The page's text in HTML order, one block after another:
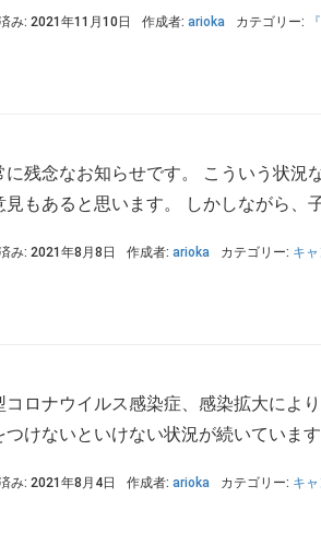
み: 2021年11月10日 作成者: arioka カテゴリー:
に残念なお知らせです。 こういう状況
見もあると思います。 しかしながら、
み: 2021年8月8日 作成者: arioka カテゴリー: キ
コロナウイルス感染症、感染拡大によ
つけないといけない状況が続いていま
み: 2021年8月4日 作成者: arioka カテゴリー: キ